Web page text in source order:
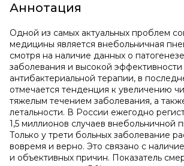
Аннотация
Одной из самых актуальных проблем
медицины является внебольничная
смотря на наличие данных о
заболевания и высокой эффективности
антибактериальной терапии, в
отмечается тенденция к увеличению
тяжелым течением заболевания, а
летальности. В России ежегодно
1,5 миллионов случаев внебольничной
Только у трети больных заболевание
вовремя и верно. Это связано с
и объективных причин. Показатель